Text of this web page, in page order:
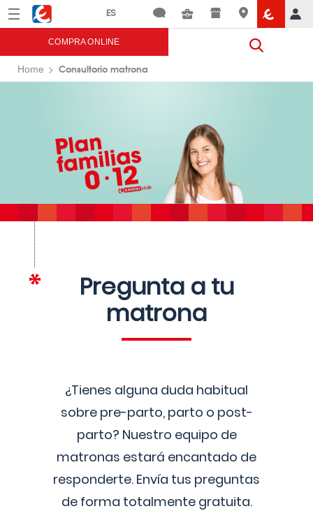
Menú Eroski
COMPRA ONLINE
Home Consultorio matrona
Pregunta a tu
matrona
¿Tienes alguna duda habitual
sobre pre-parto, parto o post-
parto? Nuestro equipo de
matronas estará encantado de
responderte. Envía tus preguntas
de forma totalmente gratuita.